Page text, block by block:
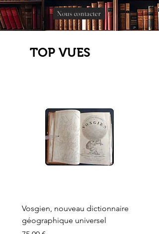
Nous contacter
TOP VUES
Vosgien, nouveau dictionnaire
géographique universel